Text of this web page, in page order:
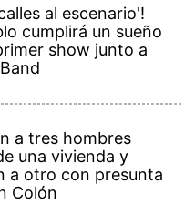
al escenario'!
cumplirá un sueño
show junto a
a tres hombres
una vivienda y
a otro con presunta
Colón